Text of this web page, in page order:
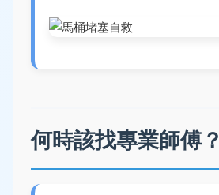
何時該找專業師傅？